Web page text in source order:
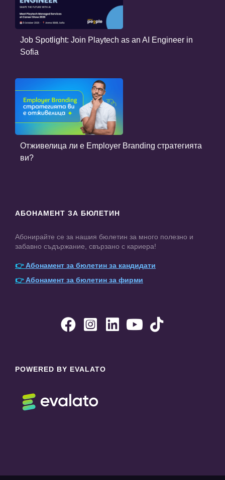
Job Spotlight: Join Playtech as an AI Engineer in
Sofia
Отживелица ли е Employer Branding стратегията
ви?
АБОНАМЕНТ ЗА БЮЛЕТИН
Абонирайте се за нашия бюлетин за много полезно и
забавно съдържание, свързано с кариера!
👉Абонамент за бюлетин за кандидати
👉Абонамент за бюлетин за фирми
    
POWERED BY EVALATO